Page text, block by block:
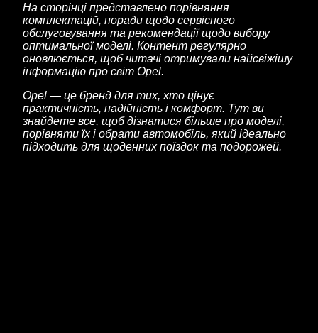
На сторінці представлено порівняння
комплектацій, поради щодо сервісного
обслуговування та рекомендації щодо вибору
оптимальної моделі. Контент регулярно
оновлюється, щоб читачі отримували найсвіжішу
інформацію про світ Opel.
Opel — це бренд для тих, хто цінує
практичність, надійність і комфорт. Тут ви
знайдете все, щоб дізнатися більше про моделі,
порівняти їх і обрати автомобіль, який ідеально
підходить для щоденних поїздок та подорожей.